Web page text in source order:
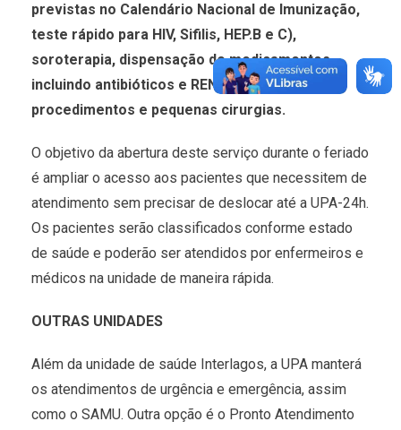
previstas no Calendário Nacional de Imunização,
teste rápido para HIV, Sifilis, HEP.B e C),
soroterapia, dispensação de medicamentos,
incluindo antibióticos e RENAME, exames,
procedimentos e pequenas cirurgias.
O objetivo da abertura deste serviço durante o feriado
é ampliar o acesso aos pacientes que necessitem de
atendimento sem precisar de deslocar até a UPA-24h.
Os pacientes serão classificados conforme estado
de saúde e poderão ser atendidos por enfermeiros e
médicos na unidade de maneira rápida.
OUTRAS UNIDADES
Além da unidade de saúde Interlagos, a UPA manterá
os atendimentos de urgência e emergência, assim
como o SAMU. Outra opção é o Pronto Atendimento